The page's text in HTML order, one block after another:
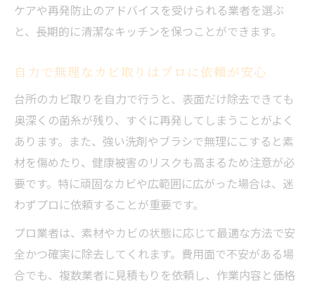
ケアや再発防止のアドバイスを受けられる業者を選ぶ
と、長期的に清潔なキッチンを保つことができます。
自力で無理なカビ取りはプロに依頼が安心
台所のカビ取りを自力で行うと、表面だけ除去できても
奥深くの菌糸が残り、すぐに再発してしまうことがよく
あります。また、強い洗剤やブラシで無理にこすると素
材を傷めたり、健康被害のリスクも高まるため注意が必
要です。特に頑固なカビや広範囲に広がった場合は、迷
わずプロに依頼することが重要です。
プロ業者は、素材やカビの状態に応じて最適な方法で安
全かつ確実に除去してくれます。費用面で不安がある場
合でも、複数業者に見積もりを依頼し、作業内容と価格